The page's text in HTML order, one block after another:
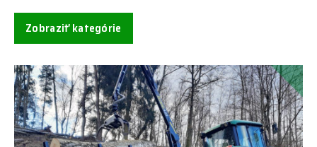
Zobraziť kategórie